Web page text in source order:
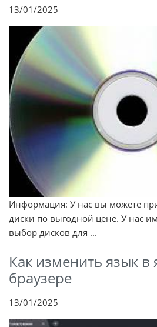
13/01/2025
Информация: У нас вы можете
диски по выгодной цене. У нас
выбор дисков для ...
Как изменить язык в
браузере
13/01/2025